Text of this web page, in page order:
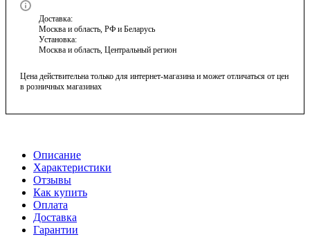
Доставка:
Москва и область, РФ и Беларусь
Установка:
Москва и область, Центральный регион
Цена действительна только для интернет-магазина и может отличаться от цен
в розничных магазинах
Описание
Характеристики
Отзывы
Как купить
Оплата
Доставка
Гарантии